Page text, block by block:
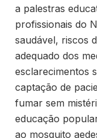
a palestras
profissionais do
saudável, riscos
adequado dos
esclarecimentos
captação de
fumar sem
educação
ao mosquito